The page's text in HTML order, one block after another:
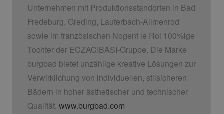
Unternehmen mit Produktionsstandorten in Bad
Fredeburg, Greding, Lauterbach-Allmenrod
sowie im französischen Nogent le Roi 100%ige
Tochter der ECZACIBASI­-Gruppe. Die Marke
burgbad bietet unzählige kreative Lösungen zur
Verwirklichung von individuellen, stilsicheren
Bädern in hoher ästhetischer und technischer
Qualität. www.burgbad.com